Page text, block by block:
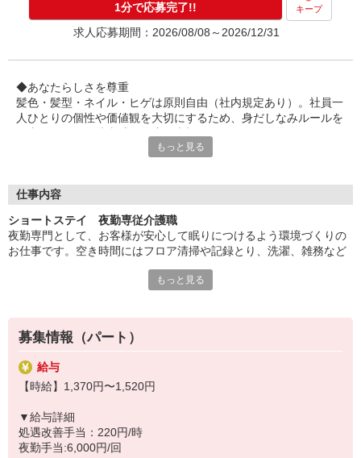
年末年始手当：380円/時
寸志あり：年2回（6月・12月）
※業績による
※処遇改善手当は試用期間中(3ヶ月)は支給なし
1分で応募完了!! キープ
求人応募期間：2026/08/08～2026/12/31
◆あなたらしさを尊重
髪色・髪型・ネイル・ヒゲは原則自由（社内規定あり）。社員一
人ひとりの個性や価値観を大切にするため、身だしなみルールを
イルで無理なく働ける環境です。
働いた分の給与を給料日前に受け取れる「給与前払い制度」を導
生制度です。※入社翌月の第5営業日より利用可能
もっと見る
仕事内容
ショートステイ 夜勤専従介護職
夜勤専門として、お客様が安心して眠りにつけるよう環境づくりの
お仕事です。空き時間にはフロア清掃や記録とり、洗濯、雑務など
夜勤シフト帯の生活全般の介助・食事介助、各書類作成等を行って
・介護記録の書類記入
・フロア、居室の清掃
◆40代、50代が活躍中
そよ風では、40代、50代のスタッフが多数活躍中。「子育てが落ち
う方に最適です。同世代の仲間が多いため、人間関係も築きやすく
定着率の高さにもつながっています。年齢に縛られず、新しいスタ
ートが切れる場所です。
もっと見る
募集情報（パート）
給与
【時給】1,370円〜1,520円
▼給与詳細
処遇改善手当：220円/時
夜勤手当:6,000円/回